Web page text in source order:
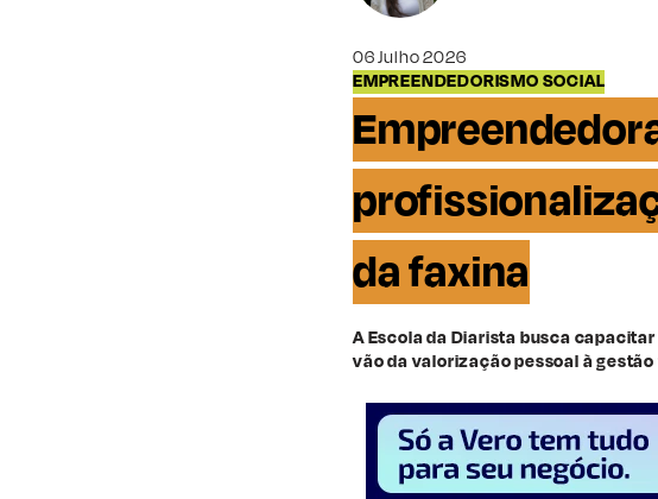
06 Julho 2026
EMPREENDEDORISMO SOCIAL
da faxina
A Escola da Diarista busca
vão da valorização pessoal à